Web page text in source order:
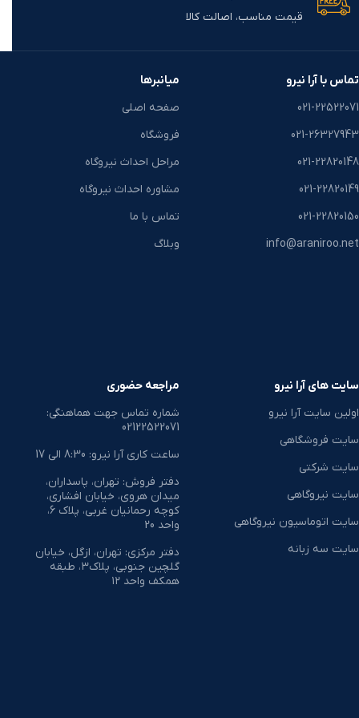
قیمت مناسب، اصالت کالا
تماس با آرا نیرو
021-22522071
021-26327943
021-22820148
021-22820149
021-22820150
info@araniroo.net
میانبرها
صفحه اصلی
فروشگاه
مراحل احداث نیروگاه
مشاوره احداث نیروگاه
تماس با ما
وبلاگ
سایت های آرا نیرو
اولین سایت آرا نیرو
سایت فروشگاهی
سایت شرکتی
سایت نیروگاهی
سایت اتوماسیون نیروگاهی
سایت سه زبانه
مراجعه حضوری
شماره تماس جهت هماهنگی:
02122522071
ساعت کاری آرا نیرو: 8:30 الی 17
دفتر فروش: تهران، پاسداران،
میدان هروی، خیابان افشاری،
کوچه رحمانیان غربی، پلاک 6،
واحد 20
دفتر مرکزی: تهران، ازگل، خیابان
گلچین جنوبی، پلاک۳، طبقه
همکف واحد ۱۲